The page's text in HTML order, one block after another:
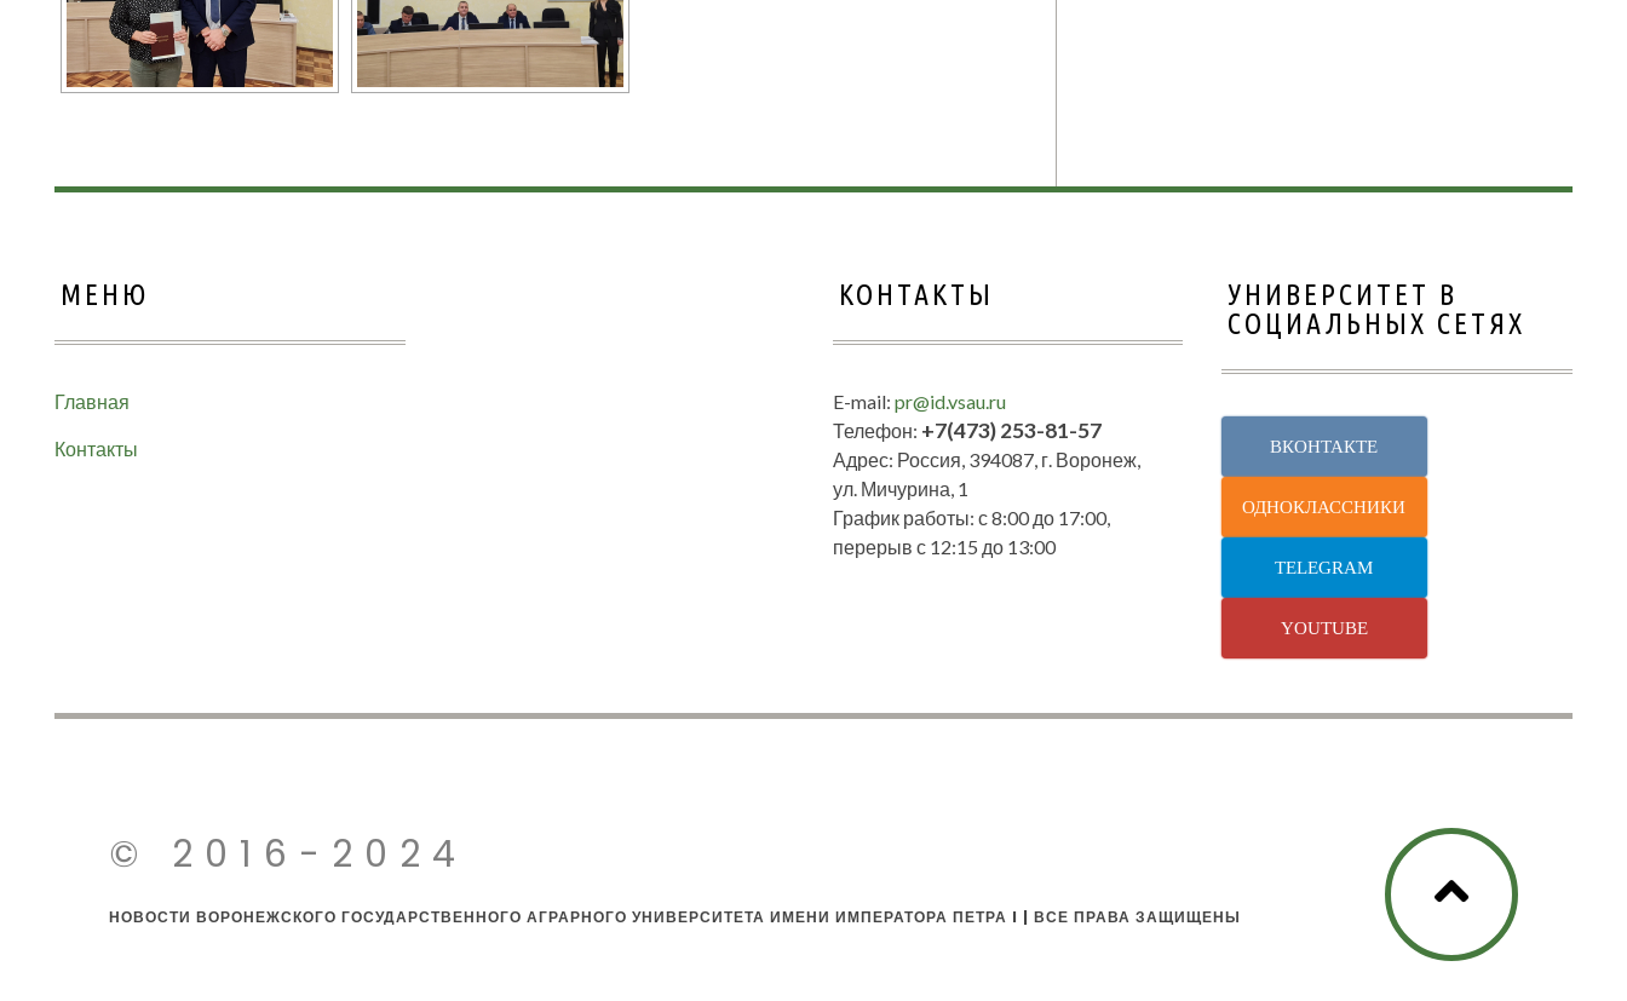
МЕНЮ
Главная
Контакты
КОНТАКТЫ
E-mail: pr@id.vsau.ru
Телефон: +7(473) 253-81-57
Адрес: Россия, 394087, г. Воронеж,
ул. Мичурина, 1
График работы: с 8:00 до 17:00,
перерыв с 12:15 до 13:00
УНИВЕРСИТЕТ В
СОЦИАЛЬНЫХ СЕТЯХ
ВКОНТАКТЕ
ОДНОКЛАССНИКИ
TELEGRAM
YOUTUBE
© 2016-2024
НОВОСТИ ВОРОНЕЖСКОГО ГОСУДАРСТВЕННОГО АГРАРНОГО УНИВЕРСИТЕТА ИМЕНИ ИМПЕРАТОРА ПЕТРА I | ВСЕ ПРАВА ЗАЩИЩЕНЫ